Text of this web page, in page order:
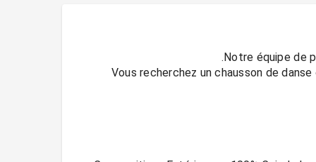
Vous recherchez un chausson de